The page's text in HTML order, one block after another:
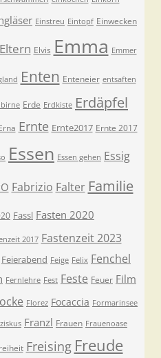
Einstreu Eintopf Einwecken
Eltern Elvis Emma Emmer
Enten Enteneier entsaften
Erde Erdkiste Erdäpfel
Ernte Ernte2017 Ernte 2017
Essen Essen gehen Essig
Fabrizio Falter Familie
Fassl Fasten 2020
2017 Fastenzeit 2023
Feierabend Feige Felix Fenchel
Fernlehre Fest Feste Feuer Film
Florez Focaccia Formarinsee
Franzl Frauen Frauenoase
Freising Freude